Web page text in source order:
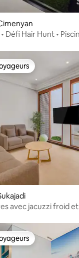
Défi Hair Hunt •
avec jacuzzi froid